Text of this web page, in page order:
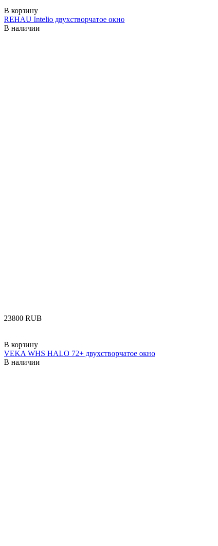
В корзину
REHAU Intelio двухстворчатое окно
В наличии
‍23800‍ RUB
В корзину
VEKA WHS HALO 72+ двухстворчатое окно
В наличии